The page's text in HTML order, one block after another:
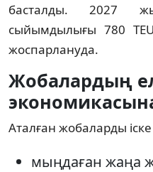
басталды. 2027
сыйымдылығы 780
жоспарлануда.
Жобалардың
Аталған жобаларды
мыңдаған жаңа